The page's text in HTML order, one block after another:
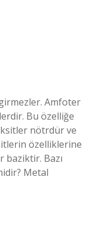
Amfoter
Bu özelliğe
nötrdür ve
özelliklerine
Bazı
Metal